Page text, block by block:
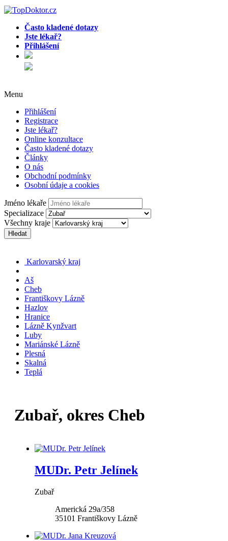
Často kladené dotazy
Jste lékař?
Přihlášení
Menu
Přihlášení
Registrace
Jste lékař?
Online konzultace
Často kladené dotazy
Články
O nás
Obchodní podmínky
Osobní údaje a cookies
Jméno lékaře
Specializace
Všechny kraje
Hledat
Karlovarský kraj
Aš
Cheb
Františkovy Lázně
Hazlov
Hranice
Lázně Kynžvart
Luby
Mariánské Lázně
Plesná
Skalná
Teplá
Zubař, okres Cheb
MUDr. Petr Jelínek
Zubař
Americká 29a/358
35101 Františkovy Lázně